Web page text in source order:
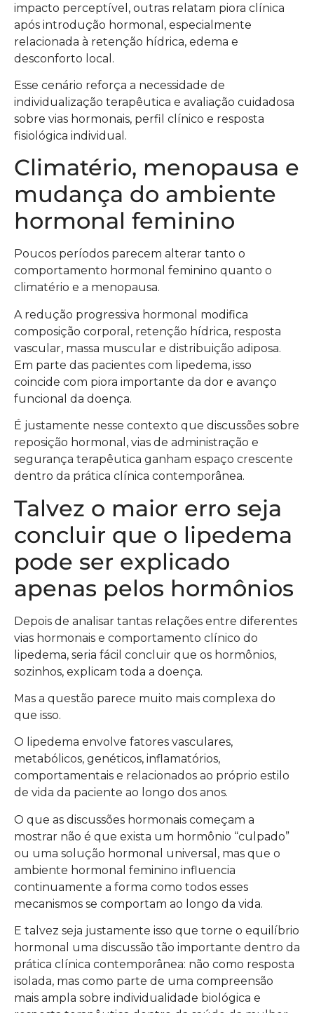
impacto perceptível, outras relatam piora clínica
após introdução hormonal, especialmente
relacionada à retenção hídrica, edema e
desconforto local.
Esse cenário reforça a necessidade de
individualização terapêutica e avaliação cuidadosa
sobre vias hormonais, perfil clínico e resposta
fisiológica individual.
Climatério, menopausa e
mudança do ambiente
hormonal feminino
Poucos períodos parecem alterar tanto o
comportamento hormonal feminino quanto o
climatério e a menopausa.
A redução progressiva hormonal modifica
composição corporal, retenção hídrica, resposta
vascular, massa muscular e distribuição adiposa.
Em parte das pacientes com lipedema, isso
coincide com piora importante da dor e avanço
funcional da doença.
É justamente nesse contexto que discussões sobre
reposição hormonal, vias de administração e
segurança terapêutica ganham espaço crescente
dentro da prática clínica contemporânea.
Talvez o maior erro seja
concluir que o lipedema
pode ser explicado
apenas pelos hormônios
Depois de analisar tantas relações entre diferentes
vias hormonais e comportamento clínico do
lipedema, seria fácil concluir que os hormônios,
sozinhos, explicam toda a doença.
Mas a questão parece muito mais complexa do
que isso.
O lipedema envolve fatores vasculares,
metabólicos, genéticos, inflamatórios,
comportamentais e relacionados ao próprio estilo
de vida da paciente ao longo dos anos.
O que as discussões hormonais começam a
mostrar não é que exista um hormônio “culpado”
ou uma solução hormonal universal, mas que o
ambiente hormonal feminino influencia
continuamente a forma como todos esses
mecanismos se comportam ao longo da vida.
E talvez seja justamente isso que torne o equilíbrio
hormonal uma discussão tão importante dentro da
prática clínica contemporânea: não como resposta
isolada, mas como parte de uma compreensão
mais ampla sobre individualidade biológica e